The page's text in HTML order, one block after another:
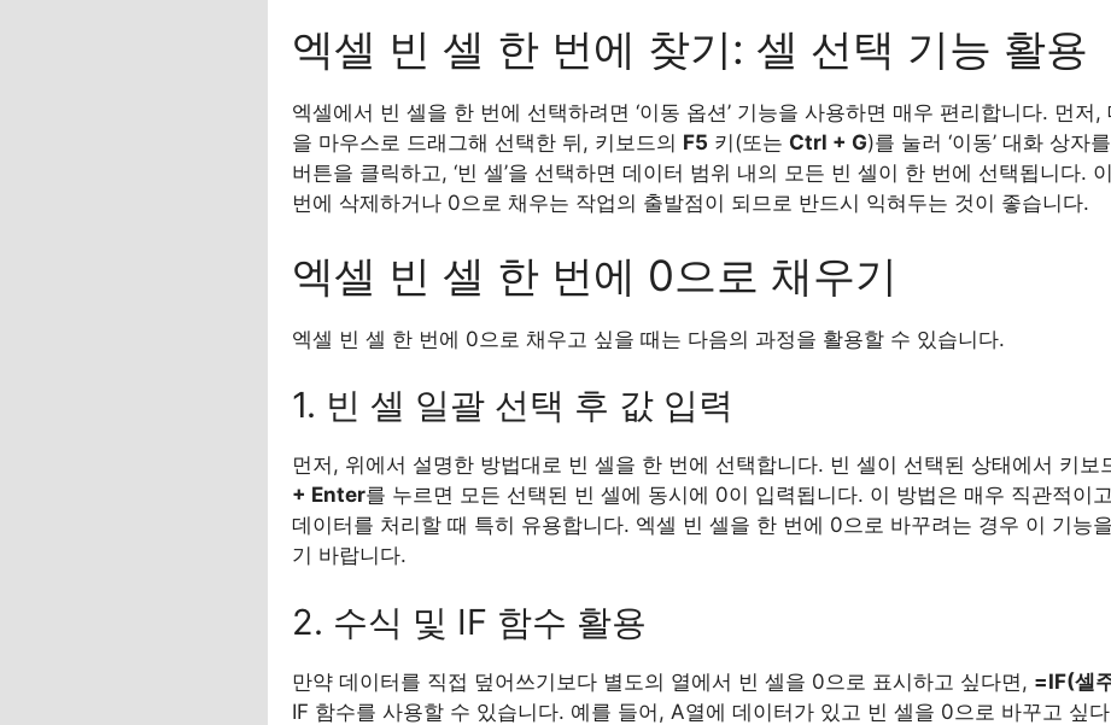
엑셀 빈 셀 한 번에 찾기: 셀 선택 기능 활용
엑셀에서 빈 셀을 한 번에 선택하려면 ‘이동 옵션’ 기능을 사용하면 매우 편리합니다. 먼저
을 마우스로 드래그해 선택한 뒤, 키보드의 F5 키(또는 Ctrl + G)를 눌러 ‘이동’ 대화 상자
버튼을 클릭하고, ‘빈 셀’을 선택하면 데이터 범위 내의 모든 빈 셀이 한 번에 선택됩니다.
번에 삭제하거나 0으로 채우는 작업의 출발점이 되므로 반드시 익혀두는 것이 좋습니다.
엑셀 빈 셀 한 번에 0으로 채우기
엑셀 빈 셀 한 번에 0으로 채우고 싶을 때는 다음의 과정을 활용할 수 있습니다.
1. 빈 셀 일괄 선택 후 값 입력
먼저, 위에서 설명한 방법대로 빈 셀을 한 번에 선택합니다. 빈 셀이 선택된 상태에서 키보
+ Enter를 누르면 모든 선택된 빈 셀에 동시에 0이 입력됩니다. 이 방법은 매우 직관적이
데이터를 처리할 때 특히 유용합니다. 엑셀 빈 셀을 한 번에 0으로 바꾸려는 경우 이 기능
기 바랍니다.
2. 수식 및 IF 함수 활용
만약 데이터를 직접 덮어쓰기보다 별도의 열에서 빈 셀을 0으로 표시하고 싶다면, =IF(셀
IF 함수를 사용할 수 있습니다. 예를 들어, A열에 데이터가 있고 빈 셀을 0으로 바꾸고 싶